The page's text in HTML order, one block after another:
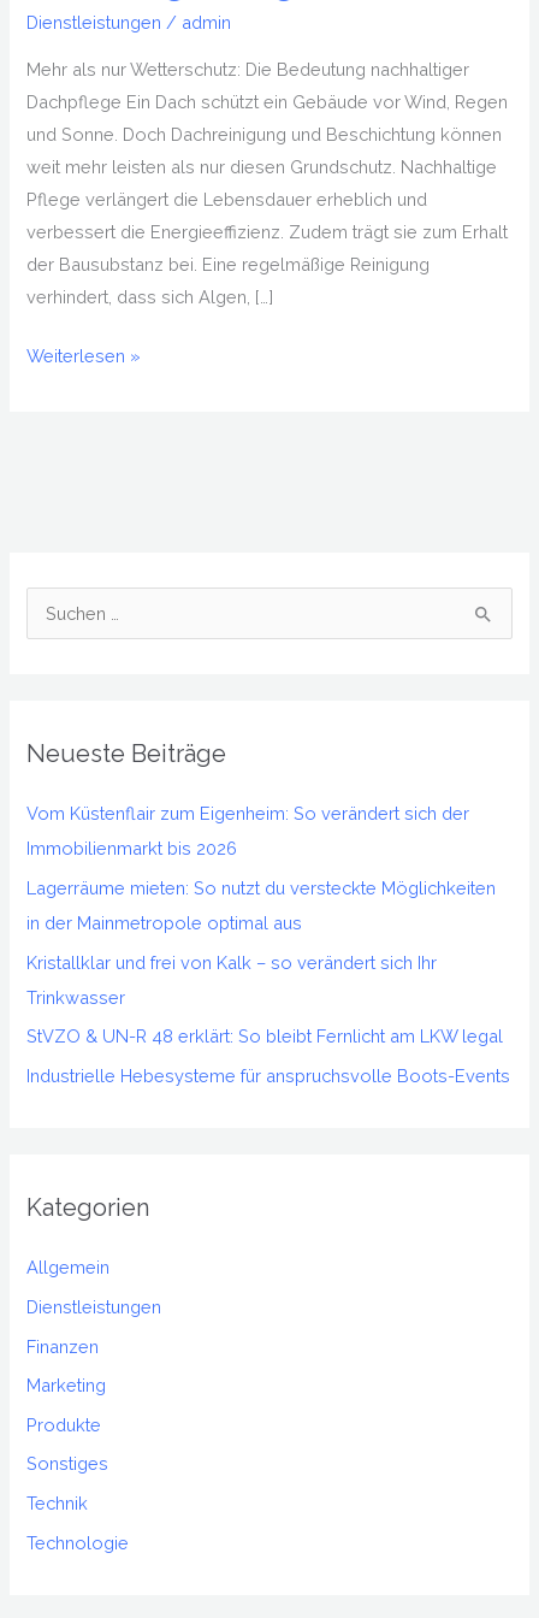
Dienstleistungen / admin
Mehr als nur Wetterschutz: Die Bedeutung nachhaltiger
Dachpflege Ein Dach schützt ein Gebäude vor Wind, Regen
und Sonne. Doch Dachreinigung und Beschichtung können
weit mehr leisten als nur diesen Grundschutz. Nachhaltige
Pflege verlängert die Lebensdauer erheblich und
verbessert die Energieeffizienz. Zudem trägt sie zum Erhalt
der Bausubstanz bei. Eine regelmäßige Reinigung
verhindert, dass sich Algen, […]
Weiterlesen »
e
c
h
:
Neueste Beiträge
Vom Küstenflair zum Eigenheim: So verändert sich der
Immobilienmarkt bis 2026
Lagerräume mieten: So nutzt du versteckte Möglichkeiten
in der Mainmetropole optimal aus
Kristallklar und frei von Kalk – so verändert sich Ihr
Trinkwasser
StVZO & UN-R 48 erklärt: So bleibt Fernlicht am LKW legal
Industrielle Hebesysteme für anspruchsvolle Boots-Events
Kategorien
Allgemein
Dienstleistungen
Finanzen
Marketing
Produkte
Sonstiges
Technik
Technologie